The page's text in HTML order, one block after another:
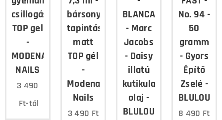
csillogású
TOP gel
-
MODENA
NAILS
3 490
Ft-tól
bársony
tapintású
matt
TOP gél
-
Modena
Nails
3 490 Ft
BLANCA
- Marc
Jacobs
- Daisy
illatú
kutikula
olaj -
BLULOU
No. 94 -
50
gramm
- Gyors
Építő
Zselé -
BLULOU
8 490 Ft